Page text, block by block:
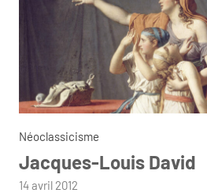
Néoclassicisme
Jacques-Louis David
par
14 avril 2012